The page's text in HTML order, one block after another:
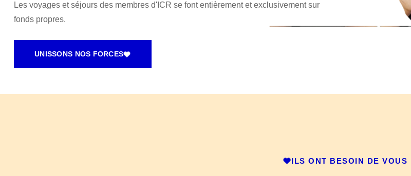
Les voyages et séjours des membres d'ICR se font entièrement et exclusivement sur
fonds propres.
UNISSONS NOS FORCES
ILS ONT BESOIN DE VOUS